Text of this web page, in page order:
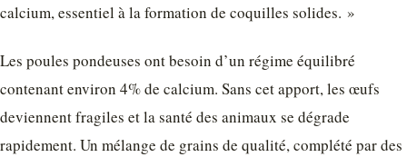
calcium, essentiel à la formation de coquilles solides. »
Les poules pondeuses ont besoin d’un régime équilibré
contenant environ 4% de calcium. Sans cet apport, les œufs
deviennent fragiles et la santé des animaux se dégrade
rapidement. Un mélange de grains de qualité, complété par des